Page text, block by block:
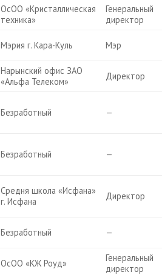
ОсОО «Кристаллическая
техника»
Генеральный
директор
Мэрия г. Кара-Куль Мэр
Нарынский офис ЗАО
«Альфа Телеком»
Директор
Безработный —
Безработный —
Средня школа «Исфана»
г. Исфана
Директор
Безработный —
ОсОО «КЖ Роуд»
Генеральный
директор